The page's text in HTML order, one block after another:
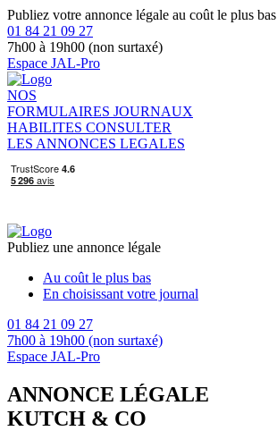
Publiez votre annonce légale au coût le plus bas
01 84 21 09 27
7h00 à 19h00 (non surtaxé)
Espace JAL-Pro
NOS
FORMULAIRES JOURNAUX
HABILITES CONSULTER
LES ANNONCES LEGALES
Publiez une annonce légale
Au coût le plus bas
En choisissant votre journal
01 84 21 09 27
7h00 à 19h00 (non surtaxé)
Espace JAL-Pro
ANNONCE LÉGALE
KUTCH & CO